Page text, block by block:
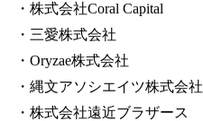
・株式会社Coral Capital
・三愛株式会社
・Oryzae株式会社
・縄文アソシエイツ株式会社
・株式会社遠近ブラザース